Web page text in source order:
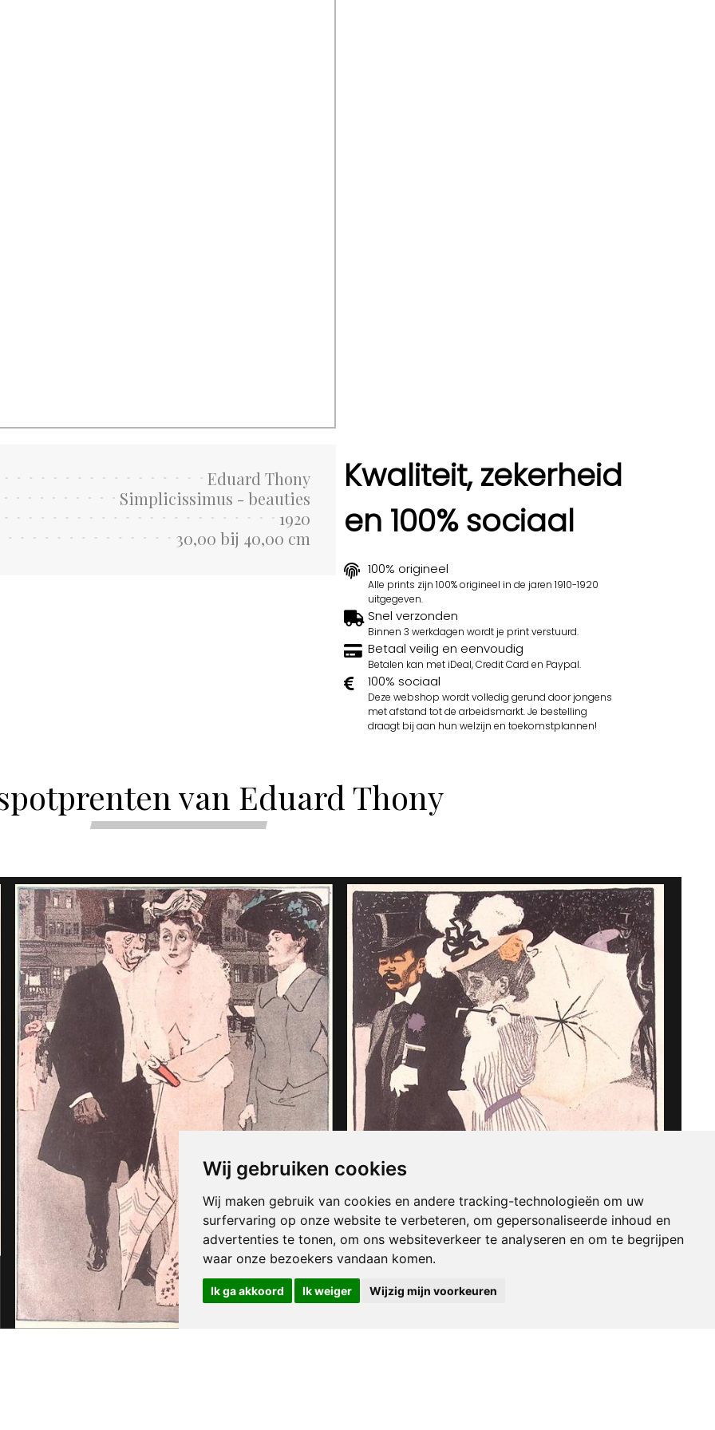
Wij gebruiken cookies
Wij maken gebruik van cookies en andere tracking-technologieën om uw
surfervaring op onze website te verbeteren, om gepersonaliseerde inhoud en
advertenties te tonen, om ons websiteverkeer te analyseren en om te begrijpen
waar onze bezoekers vandaan komen.
Ik ga akkoord Ik weiger Wijzig mijn voorkeuren
Eduard Thony
Simplicissimus - beauties
1920
30,00 bij 40,00 cm
Kwaliteit, zekerheid
en 100% sociaal
100% origineel
Alle prints zijn 100% origineel in de jaren 1910-1920
uitgegeven.
Snel verzonden
Binnen 3 werkdagen wordt je print verstuurd.
Betaal veilig en eenvoudig
Betalen kan met iDeal, Credit Card en Paypal.
100% sociaal
Deze webshop wordt volledig gerund door jongens
met afstand tot de arbeidsmarkt. Je bestelling
draagt bij aan hun welzijn en toekomstplannen!
van Eduard Thony